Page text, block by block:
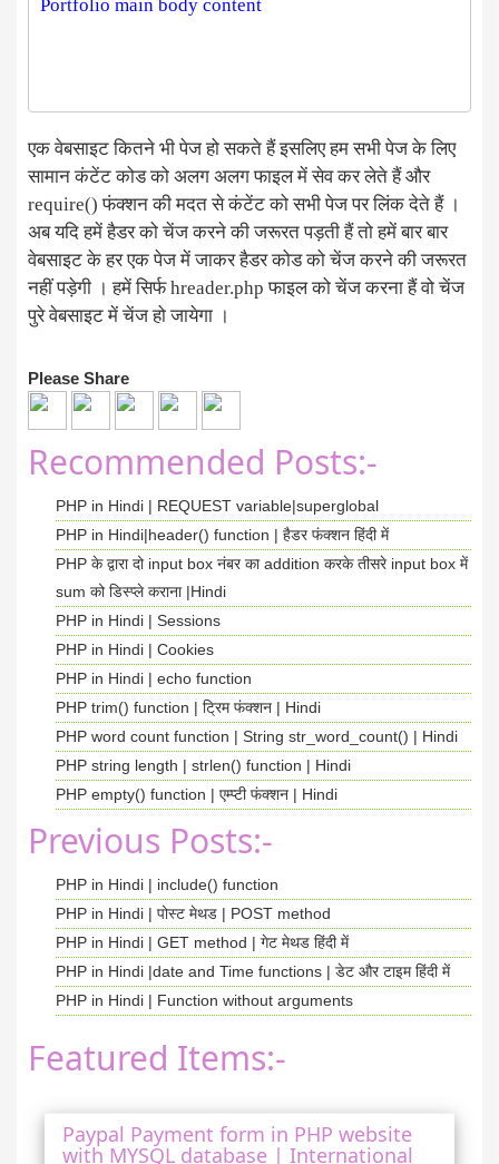
एक वेबसाइट कितने भी पेज हो सकते हैं इसलिए हम सभी पेज के लिए
सामान कंटेंट कोड को अलग अलग फाइल में सेव कर लेते हैं और
require() फंक्शन की मदत से कंटेंट को सभी पेज पर लिंक देते हैं ।
अब यदि हमें हैडर को चेंज करने की जरूरत पड़ती हैं तो हमें बार बार
वेबसाइट के हर एक पेज में जाकर हैडर कोड को चेंज करने की जरूरत
नहीं पड़ेगी । हमें सिर्फ hreader.php फाइल को चेंज करना हैं वो चेंज
पुरे वेबसाइट में चेंज हो जायेगा ।
Please Share
Recommended Posts:-
PHP in Hindi | REQUEST variable|superglobal
PHP in Hindi|header() function | हैडर फंक्शन हिंदी में
PHP के द्वारा दो input box नंबर का addition करके तीसरे input box में
sum को डिस्प्ले कराना |Hindi
PHP in Hindi | Sessions
PHP in Hindi | Cookies
PHP in Hindi | echo function
PHP trim() function | ट्रिम फंक्शन | Hindi
PHP word count function | String str_word_count() | Hindi
PHP string length | strlen() function | Hindi
PHP empty() function | एम्प्टी फंक्शन | Hindi
Previous Posts:-
PHP in Hindi | include() function
PHP in Hindi | पोस्ट मेथड | POST method
PHP in Hindi | GET method | गेट मेथड हिंदी में
PHP in Hindi |date and Time functions | डेट और टाइम हिंदी में
PHP in Hindi | Function without arguments
Featured Items:-
Paypal Payment form in PHP website
with MYSQL database | International